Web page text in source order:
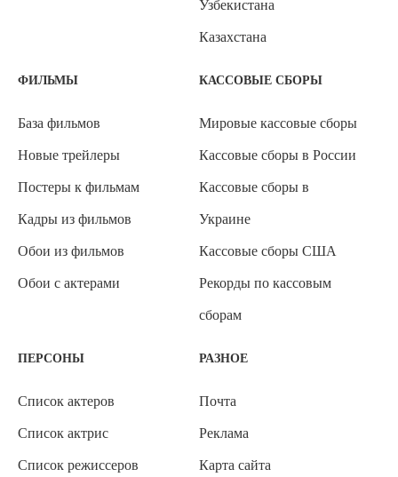
Узбекистана
Казахстана
ФИЛЬМЫ
База фильмов
Новые трейлеры
Постеры к фильмам
Кадры из фильмов
Обои из фильмов
Обои с актерами
КАССОВЫЕ СБОРЫ
Мировые кассовые сборы
Кассовые сборы в России
Кассовые сборы в
Украине
Кассовые сборы США
Рекорды по кассовым
сборам
ПЕРСОНЫ
Список актеров
Список актрис
Список режиссеров
РАЗНОЕ
Почта
Реклама
Карта сайта